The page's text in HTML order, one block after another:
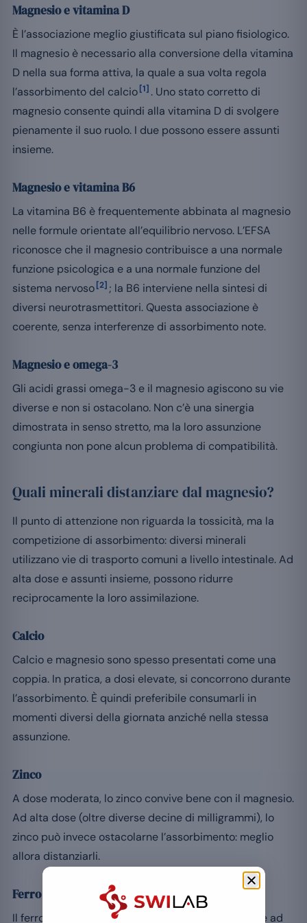
Magnesio e vitamina D
È l’associazione meglio giustificata sul piano fisiologico.
Il magnesio è necessario alla conversione della vitamina
D nella sua forma attiva, la quale a sua volta regola
l’assorbimento del calcio[1] . Uno stato corretto di
magnesio consente quindi alla vitamina D di svolgere
pienamente il suo ruolo. I due possono essere assunti
insieme.
Magnesio e vitamina B6
La vitamina B6 è frequentemente abbinata al magnesio
nelle formule orientate all’equilibrio nervoso. L’EFSA
riconosce che il magnesio contribuisce a una normale
funzione psicologica e a una normale funzione del
sistema nervoso[2] ; la B6 interviene nella sintesi di
diversi neurotrasmettitori. Questa associazione è
coerente, senza interferenze di assorbimento note.
Magnesio e omega-3
Gli acidi grassi omega-3 e il magnesio agiscono su vie
diverse e non si ostacolano. Non c’è una sinergia
dimostrata in senso stretto, ma la loro assunzione
congiunta non pone alcun problema di compatibilità.
Quali minerali distanziare dal magnesio?
Il punto di attenzione non riguarda la tossicità, ma la
competizione di assorbimento: diversi minerali
utilizzano vie di trasporto comuni a livello intestinale. Ad
alta dose e assunti insieme, possono ridurre
reciprocamente la loro assimilazione.
Calcio
Calcio e magnesio sono spesso presentati come una
coppia. In pratica, a dosi elevate, si concorrono durante
l’assorbimento. È quindi preferibile consumarli in
momenti diversi della giornata anziché nella stessa
assunzione.
Zinco
A dose moderata, lo zinco convive bene con il magnesio.
Ad alta dose (oltre diverse decine di milligrammi), lo
zinco può invece ostacolarne l’assorbimento: meglio
allora distanziarli.
Ferro
Il ferro e il magnesio assunti contemporaneamente ad